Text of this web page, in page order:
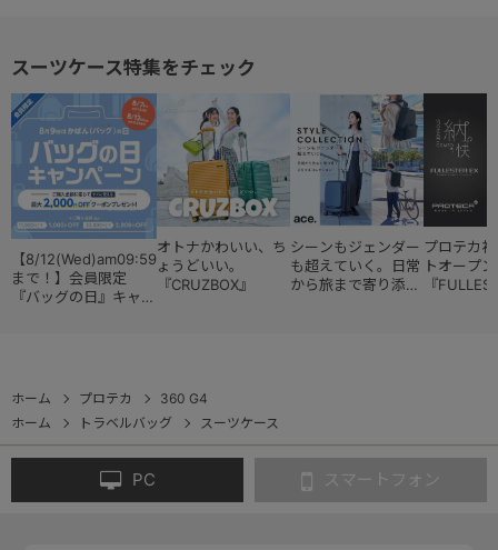
スーツケース特集をチェック
【8/12(Wed)am09:59
まで！】会員限定
『バッグの日』キャン
オトナかわいい、ち
ょうどいい。
『CRUZBOX』
シーンもジェンダー
も超えていく。日常
から旅まで寄り添う
プロテカ
トオープ
『
ホーム プロテカ
360 G4
ホーム
トラベルバッグ スーツケース
PC スマートフォン